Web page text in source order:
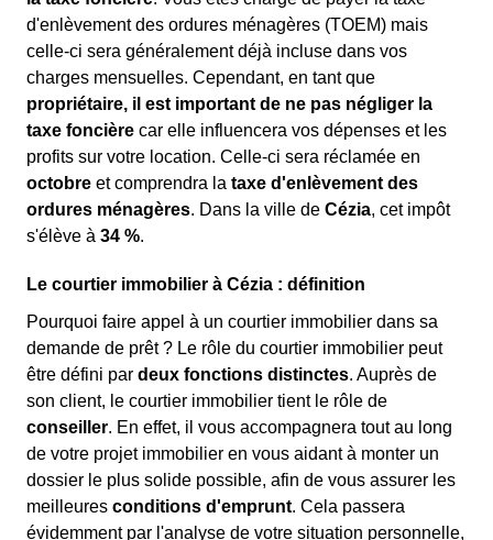
d'enlèvement des ordures ménagères (TOEM) mais
celle-ci sera généralement déjà incluse dans vos
charges mensuelles. Cependant, en tant que
propriétaire, il est important de ne pas négliger la
taxe foncière car elle influencera vos dépenses et les
profits sur votre location. Celle-ci sera réclamée en
octobre et comprendra la taxe d'enlèvement des
ordures ménagères. Dans la ville de Cézia, cet impôt
s'élève à 34 %.
Le courtier immobilier à Cézia : définition
Pourquoi faire appel à un courtier immobilier dans sa
demande de prêt ? Le rôle du courtier immobilier peut
être défini par deux fonctions distinctes. Auprès de
son client, le courtier immobilier tient le rôle de
conseiller. En effet, il vous accompagnera tout au long
de votre projet immobilier en vous aidant à monter un
dossier le plus solide possible, afin de vous assurer les
meilleures conditions d'emprunt. Cela passera
évidemment par l'analyse de votre situation personnelle,